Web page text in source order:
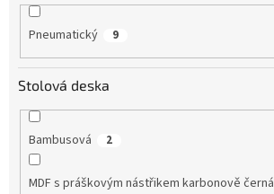
Pneumatický 9
Stolová deska
Bambusová 2
MDF s práškovým nástřikem karbonově černá